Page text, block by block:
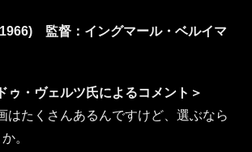
監督：イングマール・ベルイマ
ゥ・ヴェルツ氏によるコメント＞
はたくさんあるんですけど、選ぶなら
。